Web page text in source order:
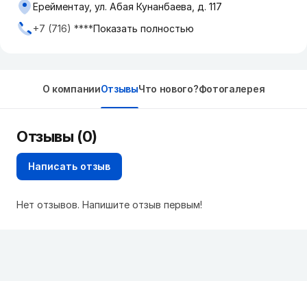
Ерейментау, ул. Абая Кунанбаева, д. 117
+7 (716) ****Показать полностью
О компанииОтзывыЧто нового?Фотогалерея
Отзывы (0)
Написать отзыв
Нет отзывов. Напишите отзыв первым!